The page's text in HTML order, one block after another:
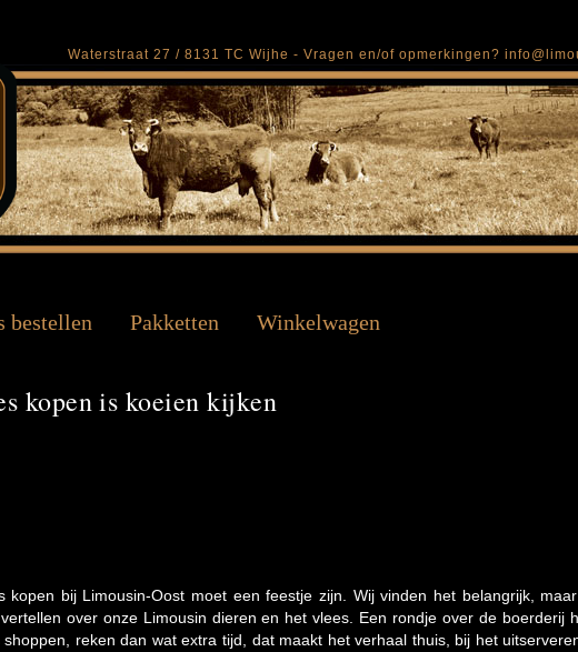
Waterstraat 27 / 8131 TC Wijhe - Vragen en/of opmerkingen?
bestellen Pakketten Winkelwagen
kopen is koeien kijken
kopen bij Limousin-Oost moet een feestje zijn. Wij vinden het belangrijk,
over onze Limousin dieren en het vlees. Een rondje over de boerderij
reken dan wat extra tijd, dat maakt het verhaal thuis, bij het